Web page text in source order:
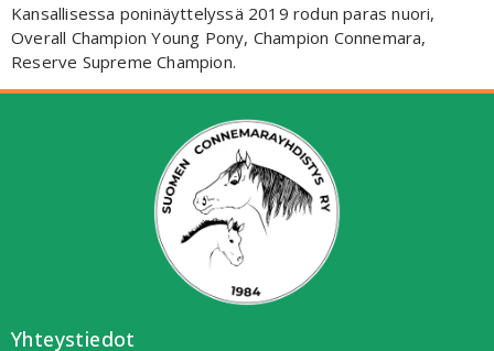
Kansallisessa poninäyttelyssä 2019 rodun paras nuori,
Overall Champion Young Pony, Champion Connemara,
Reserve Supreme Champion.
Yhteystiedot